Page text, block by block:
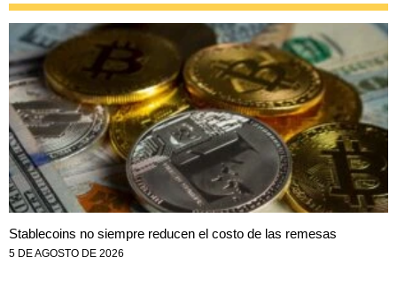
Stablecoins no siempre reducen el costo de las remesas
5 DE AGOSTO DE 2026